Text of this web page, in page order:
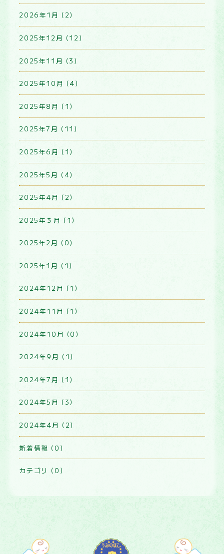
2026年1月 (2)
2025年12月 (12)
2025年11月 (3)
2025年10月 (4)
2025年8月 (1)
2025年7月 (11)
2025年6月 (1)
2025年5月 (4)
2025年4月 (2)
2025年３月 (1)
2025年2月 (0)
2025年1月 (1)
2024年12月 (1)
2024年11月 (1)
2024年10月 (0)
2024年9月 (1)
2024年7月 (1)
2024年5月 (3)
2024年4月 (2)
新着情報 (0)
カテゴリ (0)